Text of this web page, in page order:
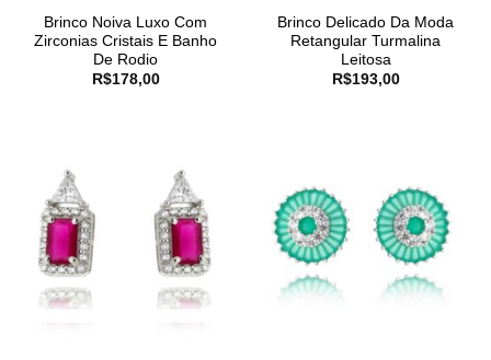
Brinco Noiva Luxo Com
Zirconias Cristais E Banho
De Rodio
R$178,00
Brinco Delicado Da Moda
Retangular Turmalina
Leitosa
R$193,00